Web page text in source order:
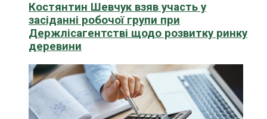
Костянтин Шевчук взяв участь у
засіданні робочої групи при
Держлісагентстві щодо розвитку ринку
деревини